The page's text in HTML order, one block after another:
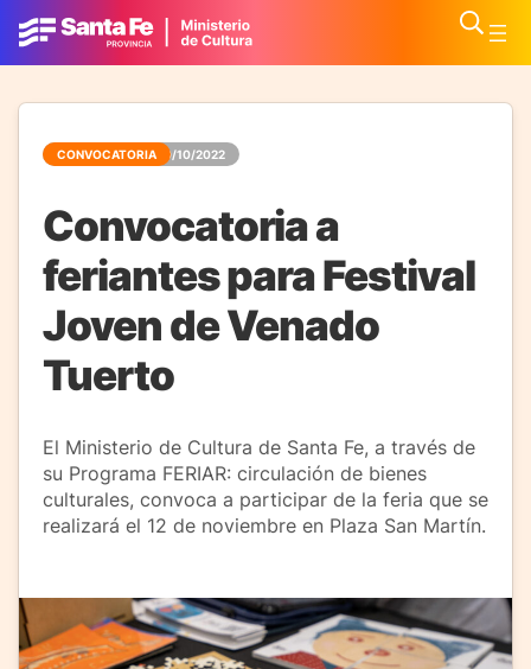
CONVOCATORIA 20/10/2022
Convocatoria a
feriantes para Festival
Joven de Venado
Tuerto
El Ministerio de Cultura de Santa Fe, a través de
su Programa FERIAR: circulación de bienes
culturales, convoca a participar de la feria que se
realizará el 12 de noviembre en Plaza San Martín.